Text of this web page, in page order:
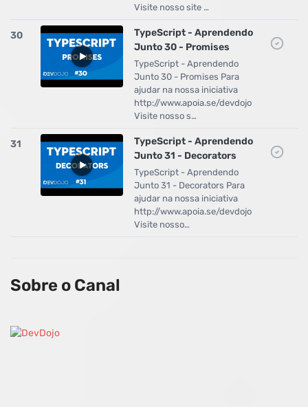
Visite nosso site …
30
TypeScript - Aprendendo
Junto 30 - Promises
TypeScript - Aprendendo
Junto 30 - Promises Para
ajudar na nossa iniciativa
http://www.apoia.se/devdojo
Visite nosso s…
31
TypeScript - Aprendendo
Junto 31 - Decorators
TypeScript - Aprendendo
Junto 31 - Decorators Para
ajudar na nossa iniciativa
http://www.apoia.se/devdojo
Visite nosso…
Sobre o Canal